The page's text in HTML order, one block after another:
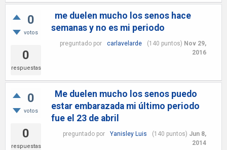
0
votos
0
respuestas
me duelen mucho los senos hace
semanas y no es mi periodo
preguntado por carlavelarde (140 puntos) Nov 29,
2016
0
votos
0
respuestas
Me duelen mucho los senos puedo
estar embarazada mi último periodo
fue el 23 de abril
preguntado por Yanisley Luis (140 puntos) Jun 8,
2014